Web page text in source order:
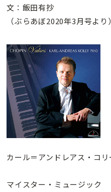
文：飯田有抄
（ぶらあぼ2020年3月号より）
カール＝アンドレアス・コリ
マイスター・ミュージック